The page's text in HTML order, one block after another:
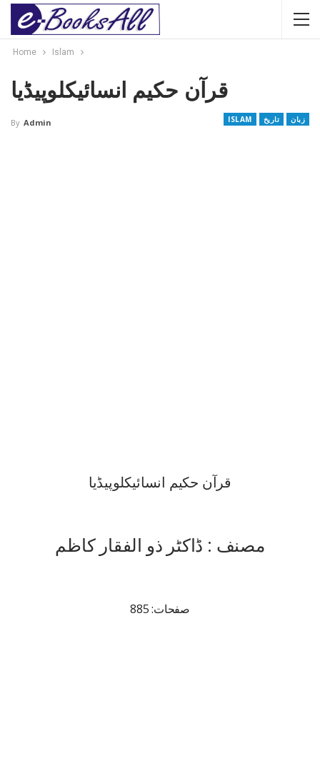
Home Islam
قرآن حکیم انسائیکلوپیڈیا
ISLAM تاریخ زبان By Admin
قرآن حکیم انسائیکلوپیڈیا
مصنف : ڈاکٹر ذو الفقار کاظم
صفحات: 885